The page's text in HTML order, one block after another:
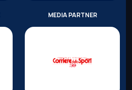
MEDIA PARTNER